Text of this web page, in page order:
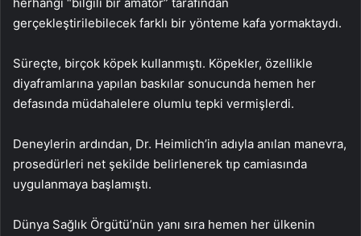
gerçekleştirilebilecek farklı bir yönteme kafa yormaktaydı.
Süreçte, birçok köpek kullanmıştı. Köpekler, özellikle
diyaframlarına yapılan baskılar sonucunda hemen her
defasında müdahalelere olumlu tepki vermişlerdi.
Deneylerin ardından, Dr. Heimlich’in adıyla anılan manevra,
prosedürleri net şekilde belirlenerek tıp camiasında
uygulanmaya başlamıştı.
Dünya Sağlık Örgütü’nün yanı sıra hemen her ülkenin